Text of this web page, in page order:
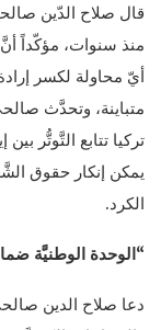
قال صلاح الدّين
منذ سنوات، مؤكّداً
أيّ محاولة لكسر
متباينة، وتحدَّث
تركيا تتابع التَّوتُّر
يمكن إنكار حقوق
الكرد.
“الوحدة الوطنيَّة
دعا صلاح الدين